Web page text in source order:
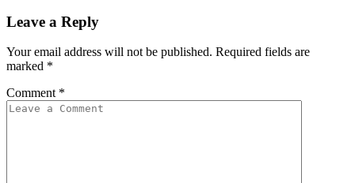
Leave a Reply
Your email address will not be published. Required fields are
marked *
Comment *